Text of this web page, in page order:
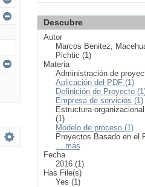
Descubre
Autor
Marcos Benitez,
Pichtic (1)
Materia
Administración de
Aplicación del PDF (1)
Definición de Proyecto
Empresa de servicios (1)
Estructura
(1)
Modelo de proceso (1)
Proyectos Basado en el
... más
Fecha
2016 (1)
Has File(s)
Yes (1)